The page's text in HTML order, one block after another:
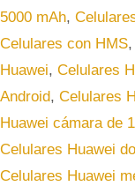
e
g
o
r
í
s
t
q
u
e
t
a
5000 mAh,
Celulares con HMS,
Huawei, Celulares
Android, Celulares
Huawei cámara de
Celulares Huawei
Celulares Huawei